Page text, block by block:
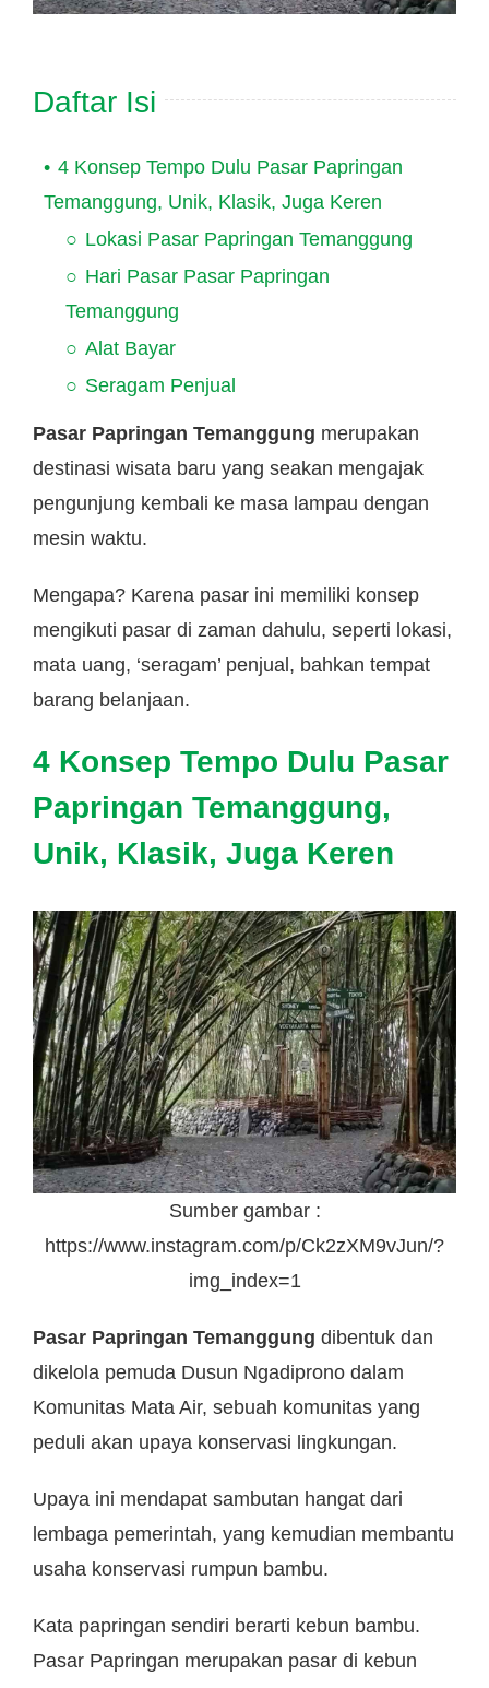
Daftar Isi
4 Konsep Tempo Dulu Pasar Papringan
Temanggung, Unik, Klasik, Juga Keren
Lokasi Pasar Papringan Temanggung
Hari Pasar Pasar Papringan
Temanggung
Alat Bayar
Seragam Penjual
Pasar Papringan Temanggung merupakan
destinasi wisata baru yang seakan mengajak
pengunjung kembali ke masa lampau dengan
mesin waktu.
Mengapa? Karena pasar ini memiliki konsep
mengikuti pasar di zaman dahulu, seperti lokasi,
mata uang, ‘seragam’ penjual, bahkan tempat
barang belanjaan.
4 Konsep Tempo Dulu Pasar
Papringan Temanggung,
Unik, Klasik, Juga Keren
Sumber gambar :
https://www.instagram.com/p/Ck2zXM9vJun/?
img_index=1
Pasar Papringan Temanggung dibentuk dan
dikelola pemuda Dusun Ngadiprono dalam
Komunitas Mata Air, sebuah komunitas yang
peduli akan upaya konservasi lingkungan.
Upaya ini mendapat sambutan hangat dari
lembaga pemerintah, yang kemudian membantu
usaha konservasi rumpun bambu.
Kata papringan sendiri berarti kebun bambu.
Pasar Papringan merupakan pasar di kebun